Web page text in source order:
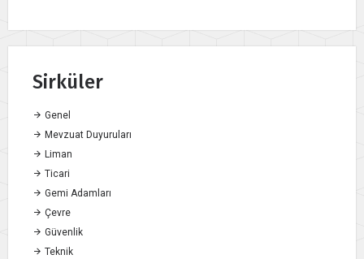
Sirküler
Genel
Mevzuat Duyuruları
Liman
Ticari
Gemi Adamları
Çevre
Güvenlik
Teknik